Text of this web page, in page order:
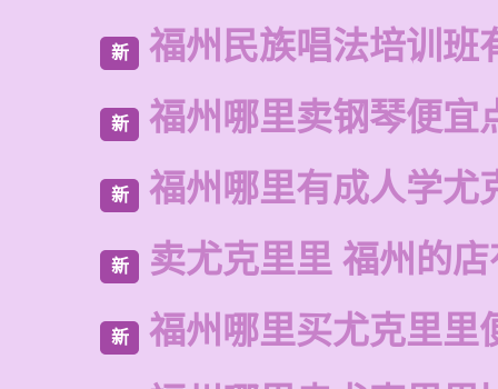
新 福州民族唱法培训班
新 福州哪里卖钢琴便宜
新 福州哪里有成人学尤
新 卖尤克里里 福州的
新
福州哪里买尤克里里